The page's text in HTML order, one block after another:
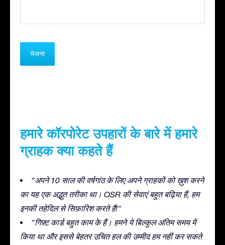
हमारे कॉरपोरेट उपहारों के बारे में हमारे
ग्राहक क्या कहते हैं
“अपने 10 साल की वर्षगांठ के लिए अपने ग्राहकों को ख़ुश करने
का यह एक अद्भुत तरीका था। OSR की सेवाएं बहुत बढ़िया हैं, हम
इनकी तहेदिल से सिफ़ारिश करते हैं!”
“गिफ़्ट कार्ड बहुत काम के हैं। हमने ये बिल्कुल अंतिम समय में
किया था और इससे बेहतर उचित हल की उम्मीद हम नहीं कर सकते